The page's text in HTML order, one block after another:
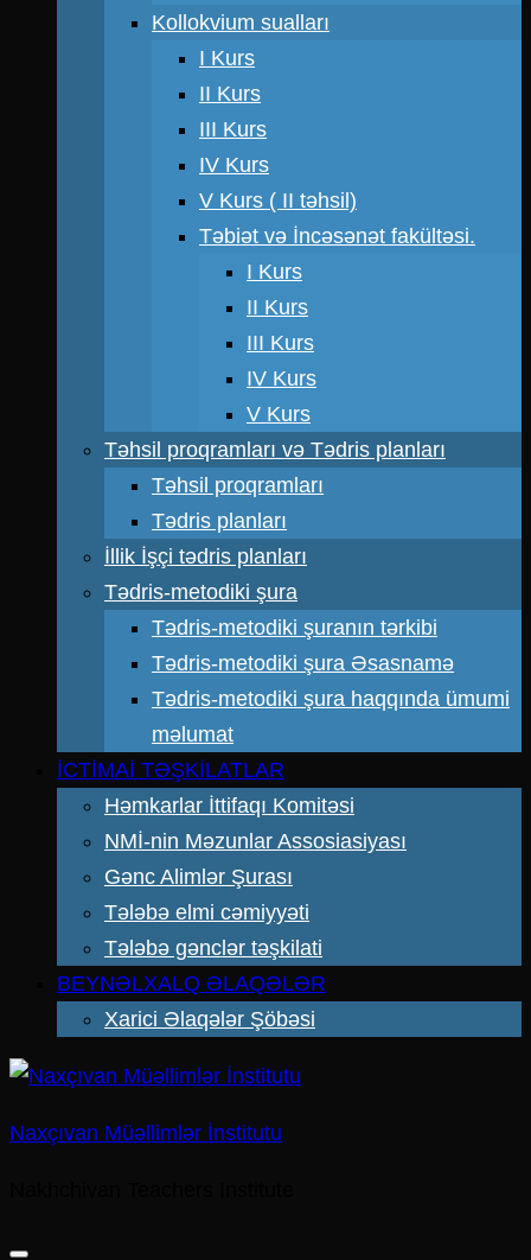
Kollokvium sualları
I Kurs
II Kurs
III Kurs
IV Kurs
V Kurs ( II təhsil)
Təbiət və İncəsənət fakültəsi.
I Kurs
II Kurs
III Kurs
IV Kurs
V Kurs
Təhsil proqramları və Tədris planları
Təhsil proqramları
Tədris planları
İllik İşçi tədris planları
Tədris-metodiki şura
Tədris-metodiki şuranın tərkibi
Tədris-metodiki şura Əsasnamə
Tədris-metodiki şura haqqında ümumi
məlumat
İCTİMAİ TƏŞKİLATLAR
Həmkarlar İttifaqı Komitəsi
NMİ-nin Məzunlar Assosiasiyası
Gənc Alimlər Şurası
Tələbə elmi cəmiyyəti
Tələbə gənclər təşkilati
BEYNƏLXALQ ƏLAQƏLƏR
Xarici Əlaqələr Şöbəsi
Naxçıvan Müəllimlər İnstitutu